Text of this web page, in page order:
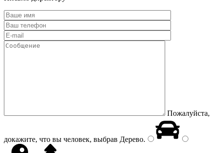
Пожалуйста,
докажите, что вы человек, выбрав Дерево.